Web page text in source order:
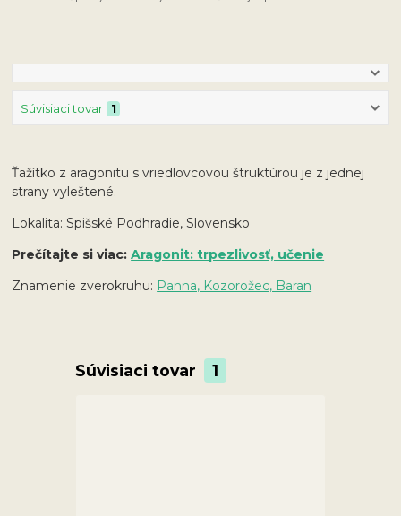
Súvisiaci tovar 1
Ťažítko z aragonitu s vriedlovcovou štruktúrou je z jednej
strany vyleštené.
Lokalita: Spišské Podhradie, Slovensko
Prečítajte si viac:Aragonit: trpezlivosť, učenie
Znamenie zverokruhu: Panna, Kozorožec, Baran
Súvisiaci tovar 1